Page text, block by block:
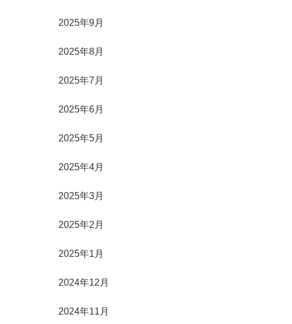
2025年9月
2025年8月
2025年7月
2025年6月
2025年5月
2025年4月
2025年3月
2025年2月
2025年1月
2024年12月
2024年11月